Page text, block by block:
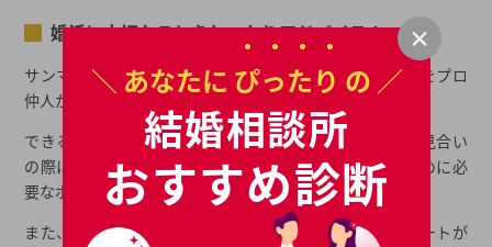
婚活に大切なことをしっかりアドバイス！
サンマリエでは、婚活計画の段階で、婚活に大切なことをプロ
仲人からしっかりアドバイスしてもらえます。
できるだけたくさんの相手に合うことのメリットや、お見合い
の際に確認するべき項目など、より満足のいく成婚のために必
要なポイントを、細かくアドバイスしてもらえるのです。
また、お見合いに来ていく服やお店選びについてもサポートが
＼ あなたに ぴったり の ／
結婚相談所
おすすめ診断